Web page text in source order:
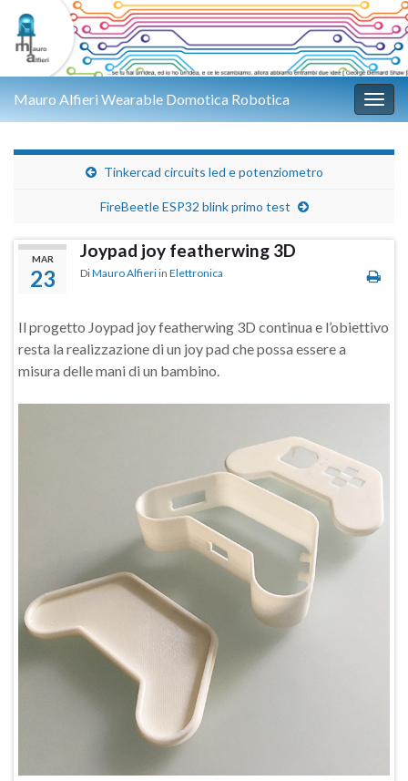
Mauro Alfieri Wearable Domotica Robotica
Tinkercad circuits led e potenziometro
FireBeetle ESP32 blink primo test
MAR
23
Joypad joy featherwing 3D
DiMauro Alfieri in Elettronica
Il progetto Joypad joy featherwing 3D continua e l’obiettivo
resta la realizzazione di un joy pad che possa essere a
misura delle mani di un bambino.